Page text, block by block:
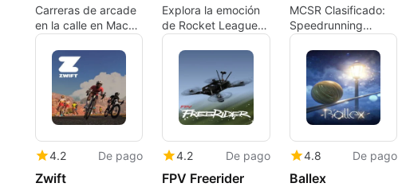
Carreras de arcade
en la calle en Mac
con tres disciplinas
distintas
Explora la emoción
de Rocket League:
Season 17
MCSR Clasificado:
Speedrunning
competitivo 1v1
dentro de Minecraft
4.2 De pago
Zwift
4.2 De pago
FPV Freerider
4.8 De pago
Ballex